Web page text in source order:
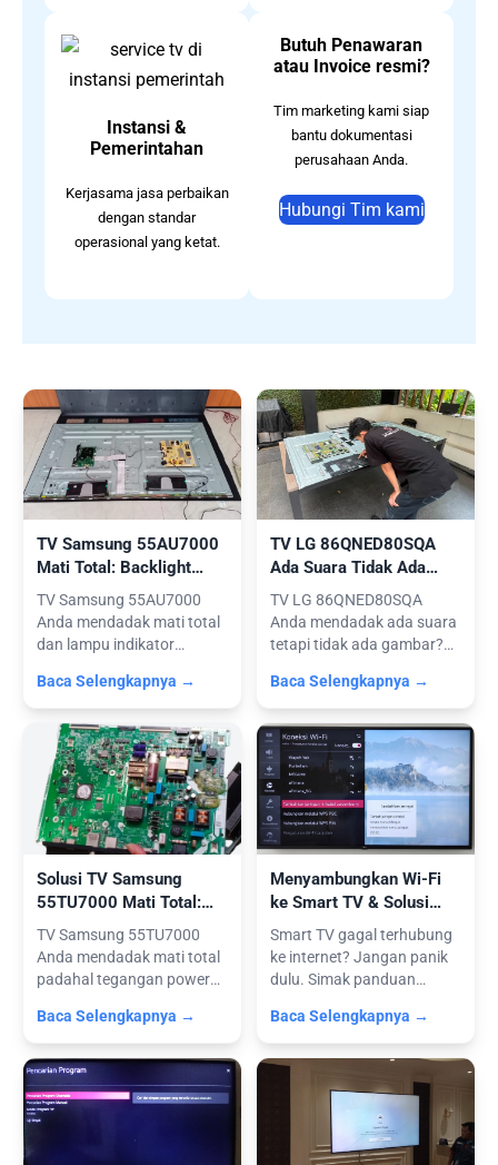
Instansi &
Pemerintahan
Kerjasama jasa perbaikan
dengan standar
operasional yang ketat.
Butuh Penawaran
atau Invoice resmi?
Tim marketing kami siap
bantu dokumentasi
perusahaan Anda.
Hubungi Tim kami
TV Samsung 55AU7000
Mati Total: Backlight
Konslet & Service Power
Supply
TV Samsung 55AU7000
Anda mendadak mati total
dan lampu indikator
Baca Selengkapnya →
TV LG 86QNED80SQA
Ada Suara Tidak Ada
Gambar (Service Modul
T-Con)
TV LG 86QNED80SQA
Anda mendadak ada suara
tetapi tidak ada gambar?
Baca Selengkapnya →
Solusi TV Samsung
55TU7000 Mati Total:
Penyebab & Penggantian
Mainboard
TV Samsung 55TU7000
Anda mendadak mati total
padahal tegangan power
Baca Selengkapnya →
Menyambungkan Wi-Fi
ke Smart TV & Solusi
Jika Jaringan Tidak
Terdeteksi
Smart TV gagal terhubung
ke internet? Jangan panik
dulu. Simak panduan
Baca Selengkapnya →